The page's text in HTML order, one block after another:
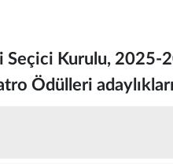
Kurulu, 2025-
Ödülleri